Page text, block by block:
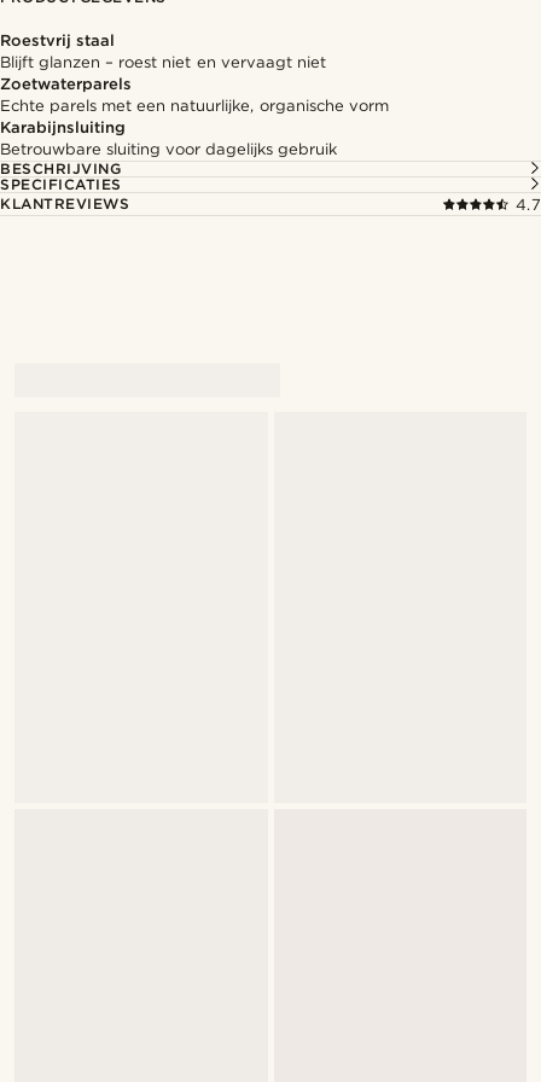
Roestvrij staal
Blijft glanzen – roest niet en vervaagt niet
Zoetwaterparels
Echte parels met een natuurlijke, organische vorm
Karabijnsluiting
Betrouwbare sluiting voor dagelijks gebruik
BESCHRIJVING
SPECIFICATIES
KLANTREVIEWS
4.7